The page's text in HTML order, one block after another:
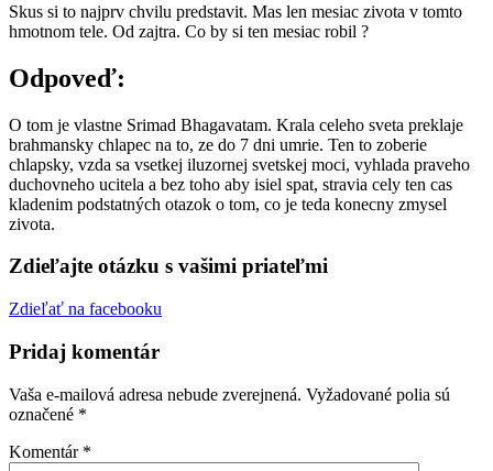
Skus si to najprv chvilu predstavit. Mas len mesiac zivota v tomto
hmotnom tele. Od zajtra. Co by si ten mesiac robil ?
Odpoveď:
O tom je vlastne Srimad Bhagavatam. Krala celeho sveta preklaje
brahmansky chlapec na to, ze do 7 dni umrie. Ten to zoberie
chlapsky, vzda sa vsetkej iluzornej svetskej moci, vyhlada praveho
duchovneho ucitela a bez toho aby isiel spat, stravia cely ten cas
kladenim podstatných otazok o tom, co je teda konecny zmysel
zivota.
Zdieľajte otázku s vašimi priateľmi
Zdieľať na facebooku
Pridaj komentár
Vaša e-mailová adresa nebude zverejnená. Vyžadované polia sú
označené *
Komentár *